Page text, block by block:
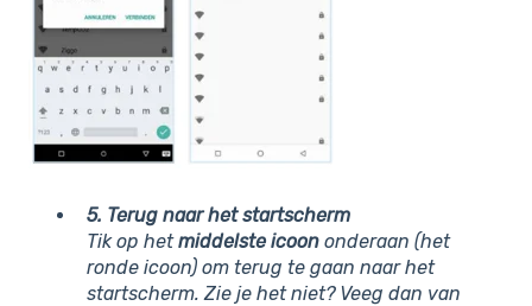
5. Terug naar het startscherm
Tik op hetmiddelste icoon onderaan (het
ronde icoon) om terug te gaan naar het
startscherm. Zie je het niet? Veeg dan van